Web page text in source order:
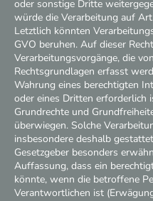
oder sonstige Dritte
würde die Verarbeitung auf
Letztlich könnten
GVO beruhen. Auf dieser
Verarbeitungsvorgänge, die
Rechtsgrundlagen erfasst
Wahrung eines berechtigten
oder eines Dritten erforderlich
Grundrechte und
überwiegen. Solche
insbesondere deshalb
Gesetzgeber besonders
Auffassung, dass ein
könnte, wenn die betroffene
Verantwortlichen ist